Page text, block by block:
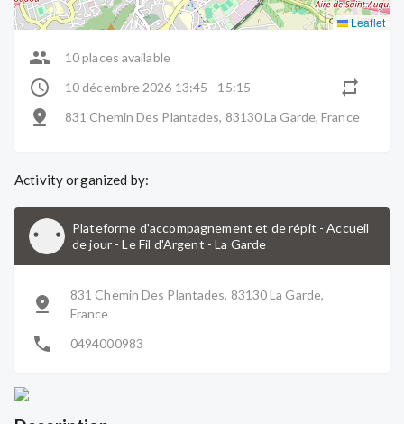
Leaflet
10 places available
10 décembre 2026 13:45 - 15:15
831 Chemin Des Plantades, 83130 La Garde, France
Activity organized by:
Plateforme d'accompagnement et de répit - Accueil
de jour - Le Fil d'Argent -La Garde
831 Chemin Des Plantades, 83130 La Garde,
France
0494000983